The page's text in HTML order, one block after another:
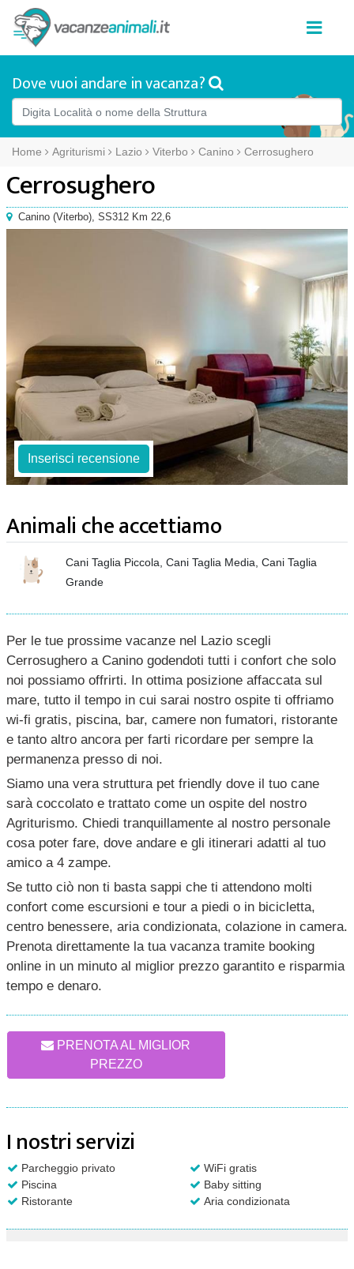
Dove vuoi andare in vacanza?
Home Agriturismi Lazio Viterbo Canino Cerrosughero
Cerrosughero
Canino (Viterbo), SS312 Km 22,6
Inserisci recensione
Animali che accettiamo
Cani Taglia Piccola, Cani Taglia Media, Cani Taglia
Grande
Per le tue prossime vacanze nel Lazio scegli
Cerrosughero a Canino godendoti tutti i confort che solo
noi possiamo offrirti. In ottima posizione affaccata sul
mare, tutto il tempo in cui sarai nostro ospite ti offriamo
wi-fi gratis, piscina, bar, camere non fumatori, ristorante
e tanto altro ancora per farti ricordare per sempre la
permanenza presso di noi.
Siamo una vera struttura pet friendly dove il tuo cane
sarà coccolato e trattato come un ospite del nostro
Agriturismo. Chiedi tranquillamente al nostro personale
cosa poter fare, dove andare e gli itinerari adatti al tuo
amico a 4 zampe.
Se tutto ciò non ti basta sappi che ti attendono molti
confort come escursioni e tour a piedi o in bicicletta,
centro benessere, aria condizionata, colazione in camera.
Prenota direttamente la tua vacanza tramite booking
online in un minuto al miglior prezzo garantito e risparmia
tempo e denaro.
PRENOTA AL MIGLIOR
PREZZO
I nostri servizi
Parcheggio privato
WiFi gratis
Piscina
Baby sitting
Ristorante
Aria condizionata